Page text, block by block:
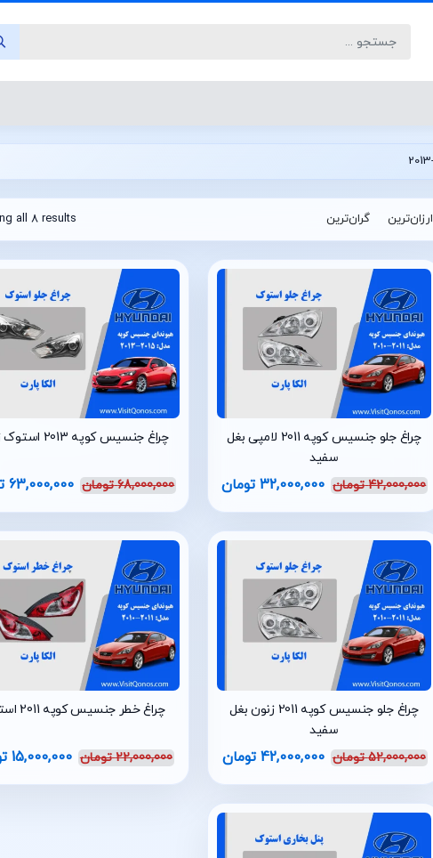
ارزان‌ترین گران‌ترین all 8 results
چراغ جلو جنسیس کوپه 2011 لامپی بغل
سفید
42,000,000 تومان 32,000,000 تومان
چراغ جنسیس کوپه 2013 استوک زنون
68,000,000 تومان 63,000,000
چراغ جلو جنسیس کوپه 2011 زنون بغل
سفید
52,000,000 تومان 42,000,000 تومان
چراغ خطر جنسیس کوپه 2011 استوک
22,000,000 تومان 15,000,000